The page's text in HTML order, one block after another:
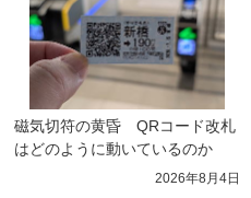
磁気切符の黄昏　QRコード改札
はどのように動いているのか
2026年8月4日